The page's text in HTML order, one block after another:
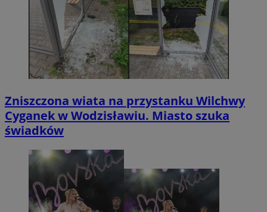
Zniszczona wiata na przystanku Wilchwy
Cyganek w Wodzisławiu. Miasto szuka
świadków